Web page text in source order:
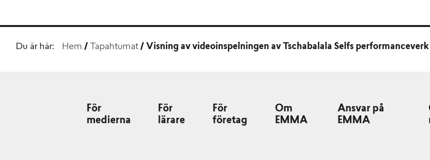
Du är här: Hem / Tapahtumat / Visning av videoinspelningen av Tschabalala Selfs
För
medierna
För
lärare
För
företag
Om
EMMA
Ansvar på
EMMA